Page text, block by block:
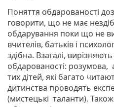
Поняття обдарованості
говорити, що не має
обдарування поки що не
вчителів, батьків і
здібна. Взагалі, вирізняють
обдарованості: розумова,
тих дітей, які багато
дитинства проводять
(мистецькі таланти).